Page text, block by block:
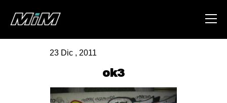
ABOUT
23 Dic , 2011
ok3